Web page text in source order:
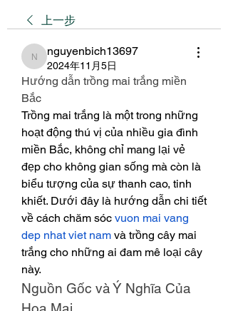
上一步
nguyenbich13697
nguyenbich13697
2024年11月5日
Hướng dẫn trồng mai trắng miền
Bắc
Trồng mai trắng là một trong những
hoạt động thú vị của nhiều gia đình
miền Bắc, không chỉ mang lại vẻ
đẹp cho không gian sống mà còn là
biểu tượng của sự thanh cao, tinh
khiết. Dưới đây là hướng dẫn chi tiết
về cách chăm sóc vuon mai vang
dep nhat viet nam và trồng cây mai
trắng cho những ai đam mê loại cây
này.
Nguồn Gốc và Ý Nghĩa Của